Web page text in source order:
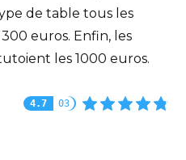
de table tous les
euros. Enfin, les
les 1000 euros.
4.7 03